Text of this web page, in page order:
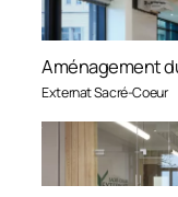
Aménagement
Externat Sacré-Coeur